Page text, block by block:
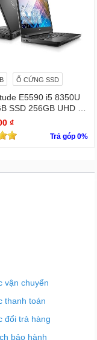
Ổ CỨNG SSD
E5590 i5 8350U
SSD 256GB UHD Gr
15.6 INCH FHD
₫
Trả góp 0%
vận chuyển
thanh toán
đổi trả hàng
bảo hành